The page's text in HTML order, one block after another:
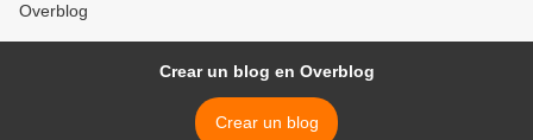
Overblog
Crear un blog en Overblog
Crear un blog